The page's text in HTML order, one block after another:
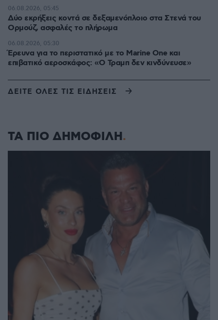
Δύο εκρήξεις κοντά σε δεξαμενόπλοιο στα Στενά του
Ορμούζ, ασφαλές το πλήρωμα
06.08.2026, 05:45
Έρευνα για το περιστατικό με το Marine One και
επιβατικό αεροσκάφος: «Ο Τραμπ δεν κινδύνευσε»
06.08.2026, 05:30
ΔΕΙΤΕ ΟΛΕΣ ΤΙΣ ΕΙΔΗΣΕΙΣ
ΤΑ ΠΙΟ ΔΗΜΟΦΙΛΗ